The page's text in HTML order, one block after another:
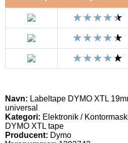
Navn: Labeltape DYMO XTL
universal
Kategori: Elektronik /
DYMO XTL tape
Producent: Dymo